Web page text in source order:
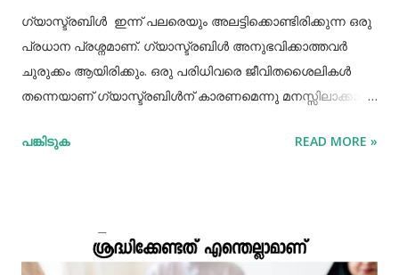
ഗ്യാസ്ട്രബിൾ ഇന്ന് പലരെയും അലട്ടിക്കൊണ്ടിരിക്കുന്ന ഒരു
പ്രധാന പ്രശ്നമാണ്. ഗ്യാസ്ട്രബിൾ അനുഭവിക്കാത്തവർ
ചുരുക്കം ആയിരിക്കും. ഒരു പരിധിവരെ ജീവിതശൈലികൾ
തന്നെയാണ് ഗ്യാസ്ട്രബിൾന് കാരണമെന്നു മനസ്സിലാക്കാം.
കഴിക്കൽ, ഭക്ഷണം ചവച്ചരച്ച് കഴിക്കാതിരിക്കൽ, വിശപ്പും
അറിയാൻ ക്ലിക്ക് ചെയ്യൂ 🔗 വയറ് വീർത്ത പ്രതീതിയാണ്
ഇതിന്റെ പ്രധാന ലക്ഷണം.ഇതിനോടൊപ്പം വയറുവേദന,
പങ്കിടുക READ MORE »